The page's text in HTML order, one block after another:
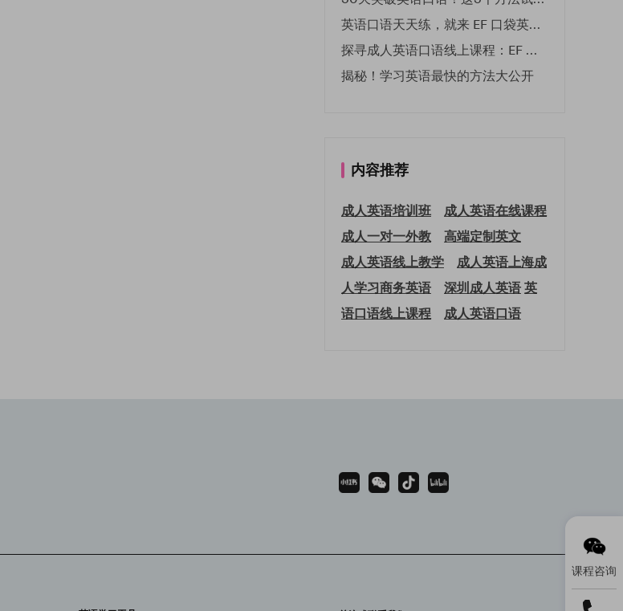
英语口语天天练，就来 EF 口袋英语微信小程序
探寻成人英语口语线上课程：EF 英孚教育凭什么领航
揭秘！学习英语最快的方法大公开
内容推荐
成人英语培训班
成人英语在线课程
成人一对一外教
高端定制英文
成人英语线上教学
成人英语上海成
人学习商务英语
深圳成人英语英
语口语线上课程
成人英语口语
课程咨询